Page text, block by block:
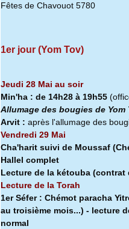
Fêtes de Chavouot 5780
1er jour (Yom Tov)
Jeudi 28 Mai au soir
Min'ha : de 14h28 à 19h55
Allumage des bougies de Yom
Arvit : après l'allumage des
Vendredi 29 Mai
Cha'harit suivi de Moussaf
Hallel complet
Lecture de la kétouba (contrat
Lecture de la Torah
1er Séfer : Chémot paracha
au troisième mois...) - lecture
normal